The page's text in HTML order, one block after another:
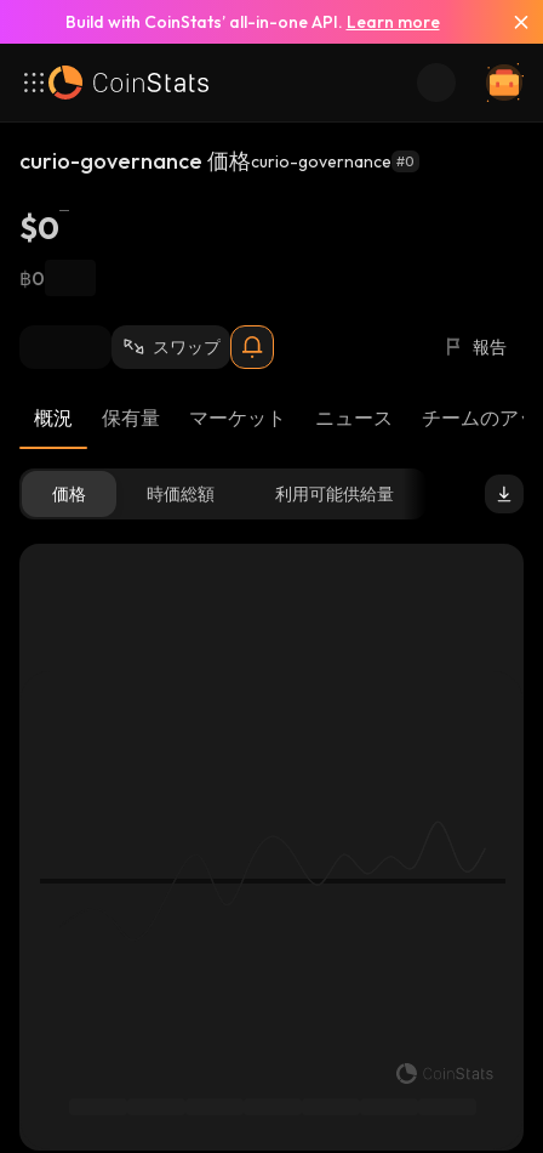
Build with CoinStats’ all-in-one API. Learn more
curio-governance 価格curio-governance #0
$0
฿0
スワップ 報告
概況 保有量 マーケット ニュース チームのア
価格 時価総額 利用可能供給量